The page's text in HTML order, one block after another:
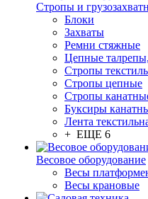
Стропы и
Блоки
Захваты
Ремни стяжные
Цепные
Стропы
Стропы цепные
Стропы
Буксиры
Лента
+ ЕЩЕ 6
Весовое оборудование
Весы
Весы крановые